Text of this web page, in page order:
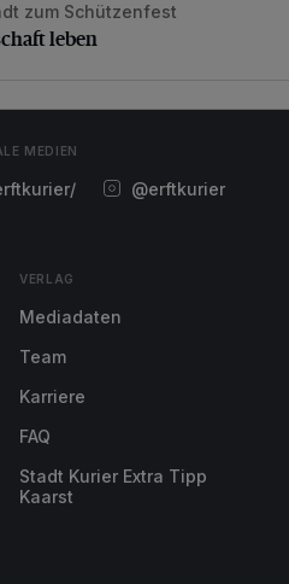
leben
zum Schützenfest
leben
MEDIEN
@erftkurier
VERLAG
Mediadaten
Team
Karriere
FAQ
Stadt Kurier Extra Tipp
Kaarst